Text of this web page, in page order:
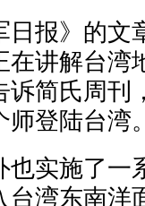
报》的文
在讲解台湾
诉简氏周刊
登陆台湾。
实施了一
台湾东南洋